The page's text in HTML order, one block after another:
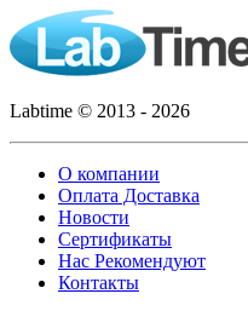
Labtime © 2013 - 2026
О компании
Оплата Доставка
Новости
Сертификаты
Нас Рекомендуют
Контакты